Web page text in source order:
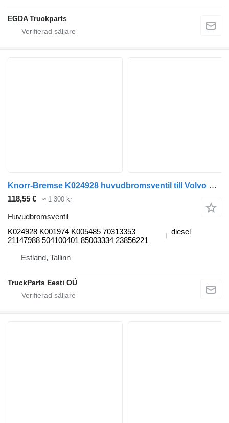
EGDA Truckparts
Knorr-Bremse K024928 huvudbromsventil till Volvo B7, B8, B9, B12 bus (2005-) buss
118,55 € ≈ 1 300 kr
Huvudbromsventil
K024928 K001974 K005485 70313353
21147988 504100401 85003334 23856221
diesel
Estland, Tallinn
TruckParts Eesti OÜ